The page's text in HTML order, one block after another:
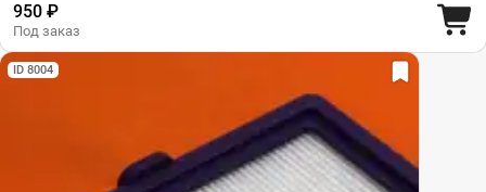
950 ₽
Под заказ
ID 8004